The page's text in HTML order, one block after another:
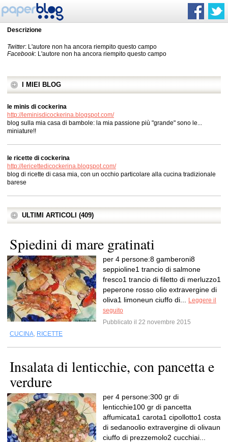
Descrizione
Twitter: L'autore non ha ancora riempito questo campo
Facebook: L'autore non ha ancora riempito questo campo
I MIEI BLOG
le minis di cockerina
http://leminisdicockerina.blogspot.com/
blog sulla mia casa di bambole: la mia passione più "grande" sono le...
miniature!!
le ricette di cockerina
http://lericettedicockerina.blogspot.com/
blog di ricette di casa mia, con un occhio particolare alla cucina tradizionale
barese
ULTIMI ARTICOLI (409)
Spiedini di mare gratinati
per 4 persone:8 gamberoni8
seppioline1 trancio di salmone
fresco1 trancio di filetto di merluzzo1
peperone rosso olio extravergine di
oliva1 limoneun ciuffo di...
Leggere il
seguito
Pubblicato il 22 novembre 2015
CUCINA, RICETTE
Insalata di lenticchie, con pancetta e
verdure
per 4 persone:300 gr di
lenticchie100 gr di pancetta
affumicata1 carota1 cipollotto1 costa
di sedanoolio extravergine di olivaun
ciuffo di prezzemolo2 cucchiai...